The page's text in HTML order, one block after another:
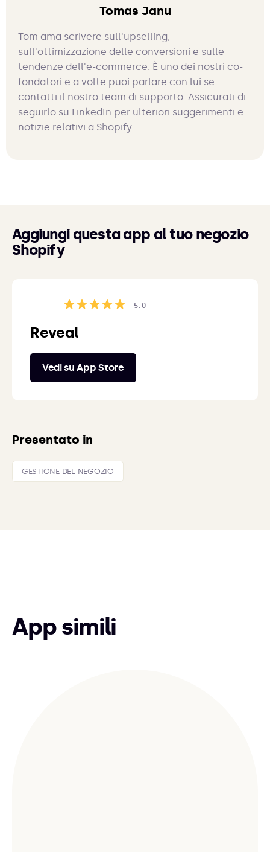
Tomas Janu
Tom ama scrivere sull'upselling,
sull'ottimizzazione delle conversioni e sulle
tendenze dell'e-commerce. È uno dei nostri co-
fondatori e a volte puoi parlare con lui se
contatti il nostro team di supporto. Assicurati di
seguirlo su LinkedIn per ulteriori suggerimenti e
notizie relativi a Shopify.
Aggiungi questa app al tuo negozio
Shopify
5.0
Reveal
Vedi su App Store
Presentato in
GESTIONE DEL NEGOZIO
App simili